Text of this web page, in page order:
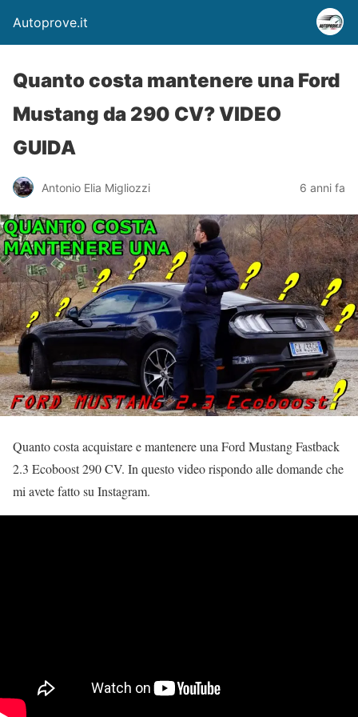
Autoprove.it
Quanto costa mantenere una Ford
Mustang da 290 CV? VIDEO
GUIDA
Antonio Elia Migliozzi 6 anni fa
Quanto costa acquistare e mantenere una Ford Mustang Fastback
2.3 Ecoboost 290 CV. In questo video rispondo alle domande che
mi avete fatto su Instagram.